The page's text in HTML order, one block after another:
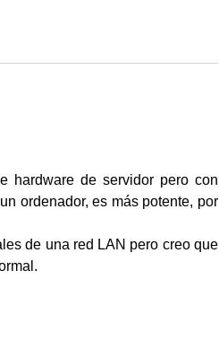
hardware de servidor pero con
ordenador, es más potente, por
de una red LAN pero creo que